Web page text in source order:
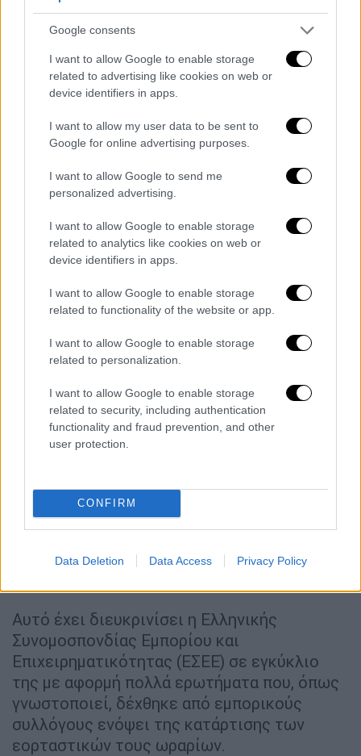
Google consents
I want to allow Google to enable storage
related to advertising like cookies on web or
device identifiers in apps.
I want to allow my user data to be sent to
Google for online advertising purposes.
I want to allow Google to send me
personalized advertising.
I want to allow Google to enable storage
related to analytics like cookies on web or
device identifiers in apps.
I want to allow Google to enable storage
related to functionality of the website or app.
I want to allow Google to enable storage
related to personalization.
I want to allow Google to enable storage
related to security, including authentication
functionality and fraud prevention, and other
user protection.
CONFIRM
Data Deletion Data Access Privacy Policy
ότι κατά τη διάρκεια των εορτών τα
παραμείνουν ανοικτά:
Τις καθημερινές από τις 10:00 έως τις
21:00μμ
Τα Σάββατα από τις 9:00 έως τις 20:00μμ
19/12/2021 θα είναι ανοικτά από 11:00πμ
έως και 20:00μμ.
Διευκρινίσεις ΕΣΕΕ για τη λειτουργία
των καταστημάτων τις τελευταίες
Κυριακές του έτους
«Με βάση τα επίσημα νομοθετικά δεδομένα
που επί του παρόντος έχουμε στη διάθεσή
μας, τα καταστήματα θα παραμείνουν
Αυτό έχει διευκρινίσει η Ελληνικής
Συνομοσπονδίας Εμπορίου και
Επιχειρηματικότητας (ΕΣΕΕ) σε εγκύκλιο
της με αφορμή πολλά ερωτήματα που, όπως
γνωστοποιεί, δέχθηκε από εμπορικούς
συλλόγους ενόψει της κατάρτισης των
εορταστικών τους ωραρίων.